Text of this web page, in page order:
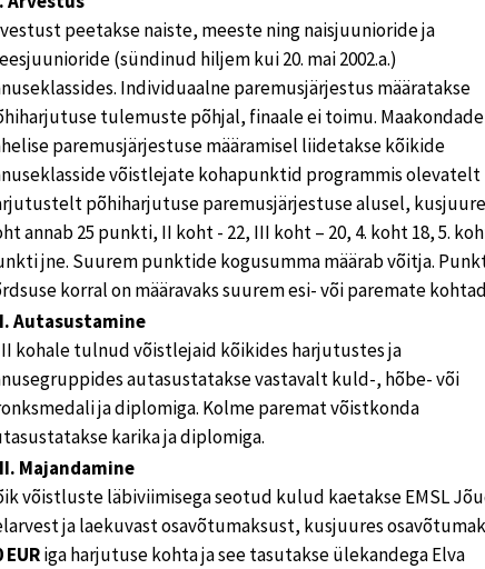
peetakse naiste, meeste ning naisjuunioride ja
(sündinud hiljem kui 20. mai 2002.a.)
Individuaalne paremusjärjestus määratakse
tulemuste põhjal, finaale ei toimu. Maakondade
paremusjärjestuse määramisel liidetakse kõikide
võistlejate kohapunktid programmis olevatelt
põhiharjutuse paremusjärjestuse alusel,
annab 25 punkti, II koht - 22, III koht – 20, 4. koht 18, 5.
jne. Suurem punktide kogusumma määrab võitja.
korral on määravaks suurem esi- või paremate
Autasustamine
kohale tulnud võistlejaid kõikides harjutustes ja
autasustatakse vastavalt kuld-, hõbe- või
ja diplomiga. Kolme paremat võistkonda
karika ja diplomiga.
Majandamine
võistluste läbiviimisega seotud kulud kaetakse EMSL
ja laekuvast osavõtumaksust, kusjuures
EURiga harjutuse kohta ja see tasutakse ülekandega Elva